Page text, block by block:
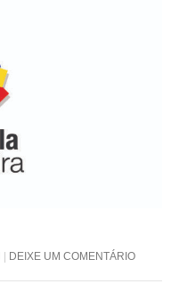
DEIXE UM COMENTÁRIO